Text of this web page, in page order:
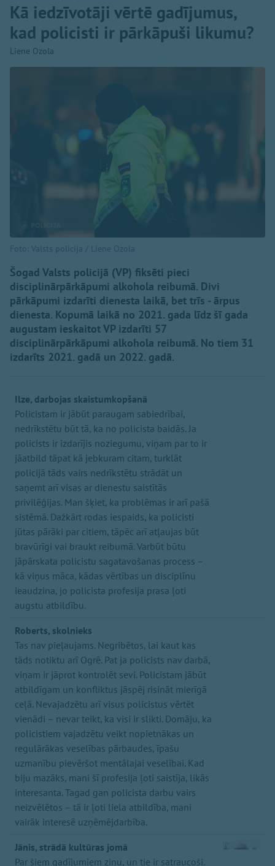
Kā iedzīvotāji vērtē gadījumus,
kad policisti ir pārkāpuši likumu?
Liene Ozola
Foto: Valsts policija / Liene Ozola
Šogad Valsts policijā (VP) fiksēti pieci
disciplinārpārkāpumi alkohola reibumā. Divi
pārkāpumi izdarīti dienesta laikā, bet trīs - ārpus
dienesta. Kopumā laikā no 2021. gada līdz šī gada
augustam ieskaitot VP izdarīti 57
disciplinārpārkāpumi alkohola reibumā. No tiem 31
izdarīts 2021. gadā un 2022. gadā.
Ilze, darbojas skaistumkopšanā
Policistam ir jābūt paraugam sabiedrībai,
nedrīkstētu būt tā, ka no policista baidās. Ja
policists ir izdarījis noziegumu, viņam par to ir
jāatbild tāpat kā jebkuram citam, turklāt
policijā tāds vairs nedrīkstētu strādāt un
saņemt arī visas ar dienestu saistītās
privilēģijas. Man šķiet, ka problēmas ir arī pašā
sistēmā. Dažkārt rodas iespaids, ka policisti
jūtas pārāki par citiem, tāpēc arī atļaujas būt
bravūrīgi vai braukt reibumā. Varbūt būtu
jāpārskata policistu sagatavošanas process –
kā viņus māca, kādas vērtības un disciplīnu
ieaudzina, jo policista profesija prasa ļoti
augstu atbildību.
Roberts, skolnieks
Tas nav pieļaujams. Negribētos, lai kaut kas
tāds notiktu arī Ogrē. Pat ja policists nav darbā,
viņam ir jāprot kontrolēt sevi. Policistam jābūt
atbildīgam un konfliktus jāspēj risināt mierīgā
ceļā. Nevajadzētu arī visus policistus vērtēt
vienādi – nevar teikt, ka visi ir slikti. Domāju, ka
policistiem vajadzētu veikt nopietnākas un
regulārākas veselības pārbaudes, īpašu
uzmanību pievēršot mentālajai veselībai. Kad
biju mazāks, mani šī profesija ļoti saistīja, likās
interesanta. Tagad gan policista darbu vairs
neizvēlētos – tā ir ļoti liela atbildība, mani
vairāk interesē uzņēmējdarbība.
Jānis, strādā kultūras jomā
Par šiem gadījumiem zinu, un tie ir satraucoši.